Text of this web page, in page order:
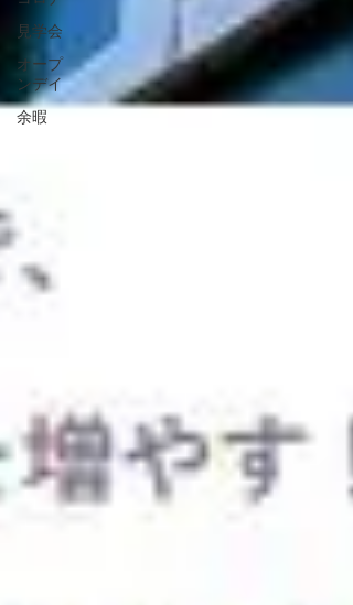
見学会
オープ
ンデイ
余暇